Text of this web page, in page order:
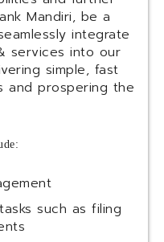
Mandiri, be a
integrate
services into our
simple, fast
and prospering the
such as filing